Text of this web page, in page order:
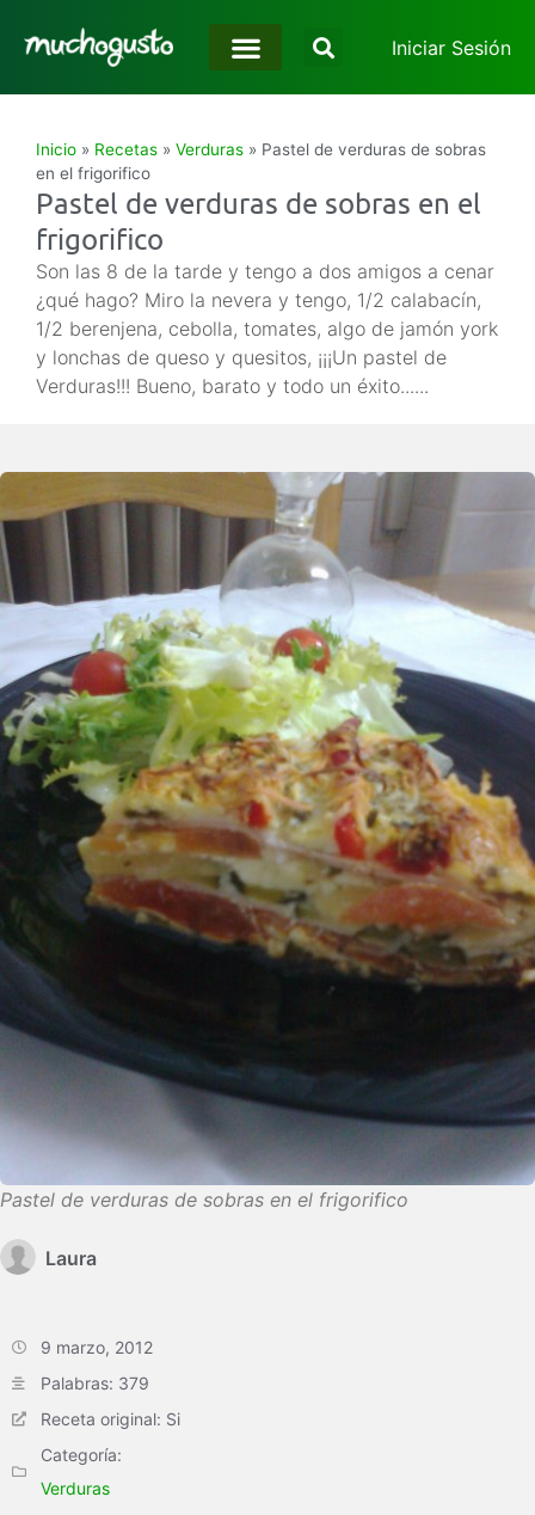
Iniciar Sesión
Inicio » Recetas » Verduras » Pastel de verduras de sobras
en el frigorifico
Pastel de verduras de sobras en el
frigorifico
Son las 8 de la tarde y tengo a dos amigos a cenar
¿qué hago? Miro la nevera y tengo, 1/2 calabacín,
1/2 berenjena, cebolla, tomates, algo de jamón york
y lonchas de queso y quesitos, ¡¡¡Un pastel de
Verduras!!! Bueno, barato y todo un éxito......
Pastel de verduras de sobras en el frigorifico
Laura
9 marzo, 2012
Palabras: 379
Receta original: Si
Categoría:
Verduras